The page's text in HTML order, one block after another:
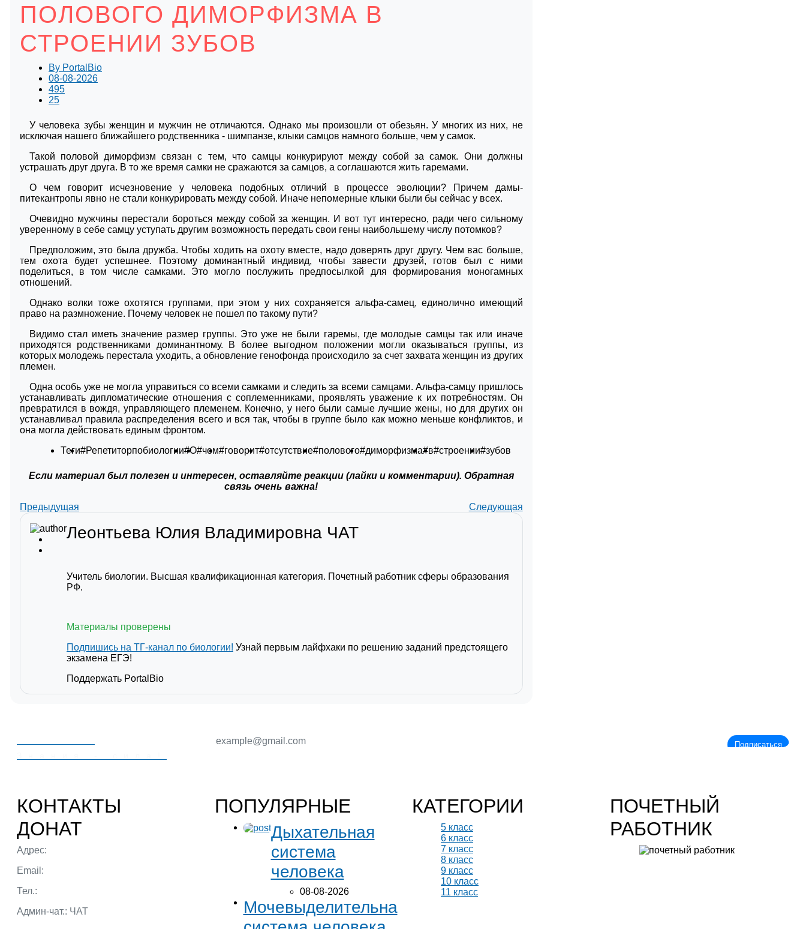
ПОЛОВОГО ДИМОРФИЗМА В
СТРОЕНИИ ЗУБОВ
By PortalBio
08-08-2026
495
25
У человека зубы женщин и мужчин не отличаются. Однако мы произошли от обезьян. У многих из них, не
исключая нашего ближайшего родственника - шимпанзе, клыки самцов намного больше, чем у самок.
Такой половой диморфизм связан с тем, что самцы конкурируют между собой за самок. Они должны
устрашать друг друга. В то же время самки не сражаются за самцов, а соглашаются жить гаремами.
О чем говорит исчезновение у человека подобных отличий в процессе эволюции? Причем дамы-
питекантропы явно не стали конкурировать между собой. Иначе непомерные клыки были бы сейчас у всех.
Очевидно мужчины перестали бороться между собой за женщин. И вот тут интересно, ради чего сильному
уверенному в себе самцу уступать другим возможность передать свои гены наибольшему числу потомков?
Предположим, это была дружба. Чтобы ходить на охоту вместе, надо доверять друг другу. Чем вас больше,
тем охота будет успешнее. Поэтому доминантный индивид, чтобы завести друзей, готов был с ними
поделиться, в том числе самками. Это могло послужить предпосылкой для формирования моногамных
отношений.
Однако волки тоже охотятся группами, при этом у них сохраняется альфа-самец, единолично имеющий
право на размножение. Почему человек не пошел по такому пути?
Видимо стал иметь значение размер группы. Это уже не были гаремы, где молодые самцы так или иначе
приходятся родственниками доминантному. В более выгодном положении могли оказываться группы, из
которых молодежь перестала уходить, а обновление генофонда происходило за счет захвата женщин из других
племен.
Одна особь уже не могла управиться со всеми самками и следить за всеми самцами. Альфа-самцу пришлось
устанавливать дипломатические отношения с соплеменниками, проявлять уважение к их потребностям. Он
превратился в вождя, управляющего племенем. Конечно, у него были самые лучшие жены, но для других он
устанавливал правила распределения всего и вся так, чтобы в группе было как можно меньше конфликтов, и
она могла действовать единым фронтом.
Теги#Репетиторпобиологии#О#чем#говорит#отсутствие#полового#диморфизма#в#строении#зубов
Если материал был полезен и интересен, оставляйте реакции (лайки и комментарии). Обратная
связь очень важна!
Предыдущая
Следующая
Леонтьева Юлия Владимировна ЧАТ
Учитель биологии. Высшая квалификационная категория. Почетный работник сферы образования
РФ.
Материалы проверены
Подпишись на ТГ-канал по биологии! Узнай первым лайфхаки по решению заданий предстоящего
экзамена ЕГЭ!
Поддержать PortalBio
Подписаться
КОНТАКТЫ
ДОНАТ
Адрес:
Email:
Тел.:
Админ-чат.: ЧАТ
ПОПУЛЯРНЫЕ
Дыхательная
система
человека
08-08-2026
Мочевыделительна
КАТЕГОРИИ
5 класс
6 класс
7 класс
8 класс
9 класс
10 класс
11 класс
ПОЧЕТНЫЙ
РАБОТНИК